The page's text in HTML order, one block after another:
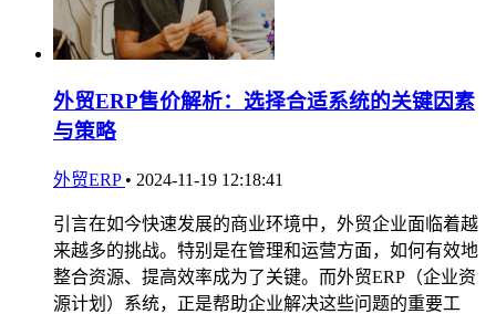
外贸ERP售价解析：选择合适系统的关键因素
与策略
外贸ERP • 2024-11-19 12:18:41
引言在如今快速发展的商业环境中，外贸企业面临着越
来越多的挑战。特别是在管理和运营方面，如何有效地
整合资源、提高效率成为了关键。而外贸ERP（企业资
源计划）系统，正是帮助企业解决这些问题的重要工